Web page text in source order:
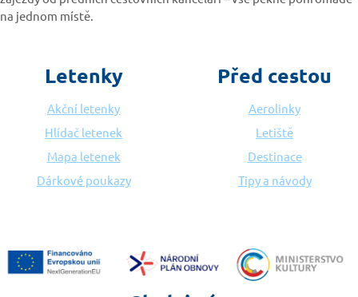
na jednom místě.
Letenky
Akční letenky
Hlídač letenek
Mapa letenek
Dárkové poukazy
Před cestou
Aerolinky
Letiště
Destinace
Tipy a návody